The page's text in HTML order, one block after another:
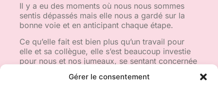
Gérer le consentement
Il y a eu des moments où nous nous sommes
sentis dépassés mais elle nous a gardé sur la
bonne voie et en anticipant chaque étape.
Ce qu’elle fait est bien plus qu’un travail pour
elle et sa collègue, elle s’est beaucoup investie
pour nous et nos jumeaux, se sentant concernée